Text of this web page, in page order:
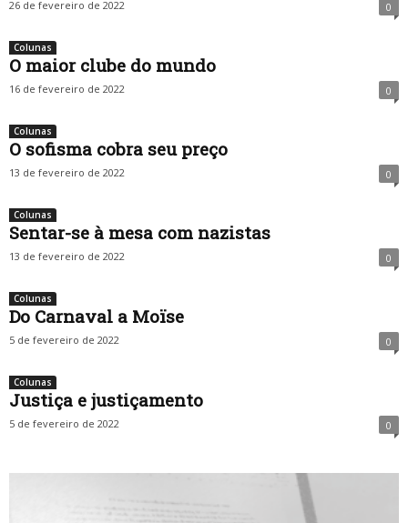
26 de fevereiro de 2022 0
Colunas
O maior clube do mundo
16 de fevereiro de 2022 0
Colunas
O sofisma cobra seu preço
13 de fevereiro de 2022 0
Colunas
Sentar-se à mesa com nazistas
13 de fevereiro de 2022 0
Colunas
Do Carnaval a Moïse
5 de fevereiro de 2022 0
Colunas
Justiça e justiçamento
5 de fevereiro de 2022 0